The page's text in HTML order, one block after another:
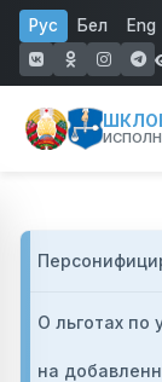
Перейти к
Рус Бел Eng
(открывается
О льготах
на